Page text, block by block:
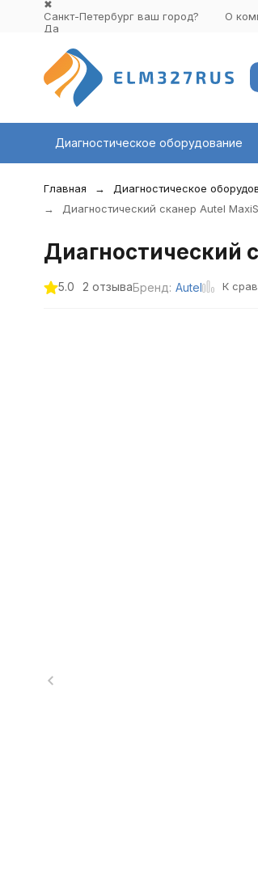
✖
Санкт-Петербург ваш город?
Да
О
Диагностическое оборудование
Главная Диагностическое
Диагностический сканер Autel
Диагностический
5.0 2 отзываБренд: Autel К